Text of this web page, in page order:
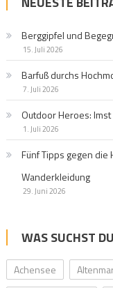
Berggipfel und
15. Juli 2026
Barfuß durchs
7. Juli 2026
Outdoor Heroes:
1. Juli 2026
Fünf Tipps gegen
Wanderkleidung
29. Juni 2026
WAS SUCHST
Achensee